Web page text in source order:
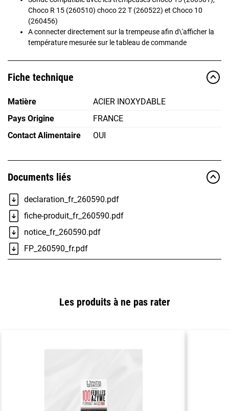
Choco R 15 (260510) choco 22 T (260522) et Choco 10
(260456)
A connecter directement sur la trempeuse afin d\'afficher la
température mesurée sur le tableau de commande
Fiche technique
Matière
ACIER INOXYDABLE
Pays Origine
FRANCE
Contact Alimentaire
OUI
Documents liés
declaration_fr_260590.pdf
fiche-produit_fr_260590.pdf
notice_fr_260590.pdf
FP_260590_fr.pdf
Les produits à ne pas rater